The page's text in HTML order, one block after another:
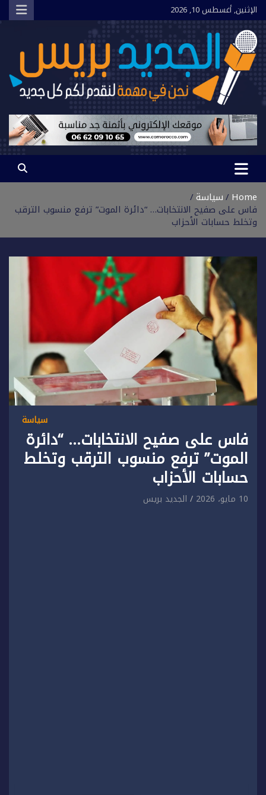
Skip
to
content
الإثنين, أغسطس 10, 2026
الجديد بريس
نحن في مهمة لنقدم لكم كل جديد
Home سياسة
فاس على صفيح الانتخابات… “دائرة الموت” ترفع منسوب الترقب
وتخلط حسابات الأحزاب
سياسة
فاس على صفيح الانتخابات… “دائرة
الموت” ترفع منسوب الترقب وتخلط
حسابات الأحزاب
10 مايو، 2026 الجديد بريس